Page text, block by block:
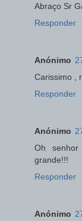
Abraço Sr
Responder
Anónimo
Carissimo ,
Responder
Anónimo
Oh
grande!!!
Responder
Anónimo